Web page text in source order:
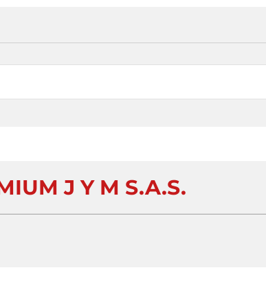
J Y M S.A.S.